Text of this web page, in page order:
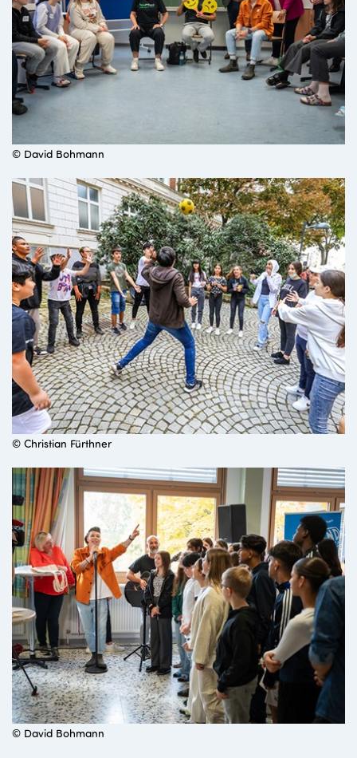
© David Bohmann
© Christian Fürthner
© David Bohmann